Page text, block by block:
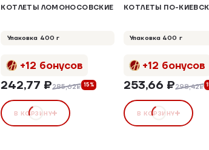
КОТЛЕТЫ ЛОМОНОСОВСКИЕ
Упаковка 400 г
+12 бонусов
242,77 ₽285,62₽ 15%
В КОРЗИНУ
КОТЛЕТЫ ПО-
Упаковка 400 г
+12 бонусов
253,66 ₽298,42₽
В КОРЗИНУ